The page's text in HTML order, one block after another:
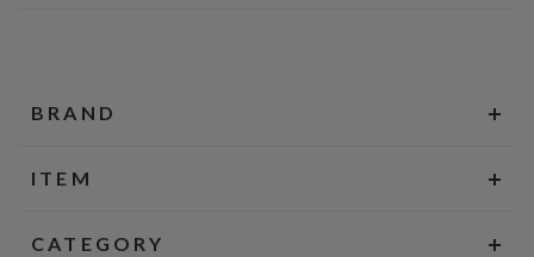
BRAND
ITEM
CATEGORY